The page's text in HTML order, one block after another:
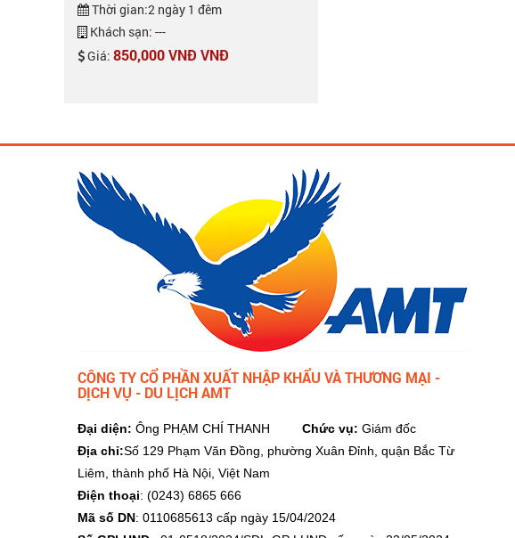
Thời gian:2 ngày 1 đêm
Khách sạn: ---
Giá: 850,000 VNĐ VNĐ
CÔNG TY CỔ PHẦN XUẤT NHẬP KHẨU VÀ THƯƠNG MẠI -
DỊCH VỤ - DU LỊCH AMT
Đại diện: Ông PHẠM CHÍ THANH Chức vụ: Giám đốc
Địa chỉ:Số 129 Phạm Văn Đồng, phường Xuân Đỉnh, quận Bắc Từ
Liêm, thành phố Hà Nội, Việt Nam
Điện thoại: (0243) 6865 666
Mã số DN: 0110685613 cấp ngày 15/04/2024